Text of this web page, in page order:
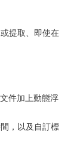
提取、即使在
件加上動態浮
，以及自訂標